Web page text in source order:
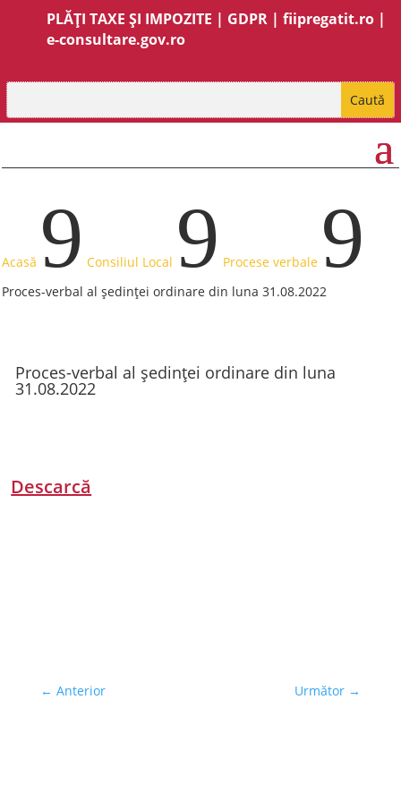
PLĂȚI TAXE ȘI IMPOZITE | GDPR |fiipregatit.ro |
e-consultare.gov.ro
Acasă 9 Consiliul Local 9 Procese verbale 9
Proces-verbal al ședinței ordinare din luna 31.08.2022
Proces-verbal al ședinței ordinare din luna
31.08.2022
Descarcă
← Anterior Următor →